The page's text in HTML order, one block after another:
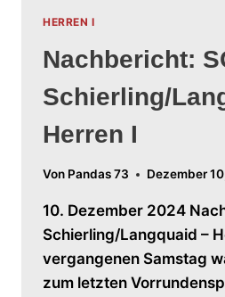
HERREN I
Nachbericht:
Schierling/
Herren I
Von Pandas 73 Dezember
10. Dezember 2024
Schierling/Langquaid –
vergangenen Samstag
zum letzten